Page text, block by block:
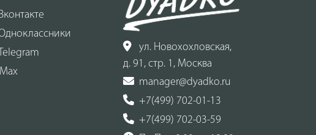
Telegram
Max
ул. Новохохловская,
д. 91, стр. 1, Москва
manager@dyadko.ru
+7(499) 702-01-13
+7(499) 702-03-59